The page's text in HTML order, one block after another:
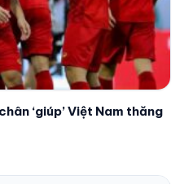
‘giúp’ Việt Nam thăng